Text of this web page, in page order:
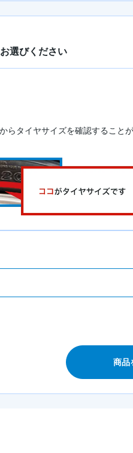
選びください
らタイヤサイズを確認すること
商品